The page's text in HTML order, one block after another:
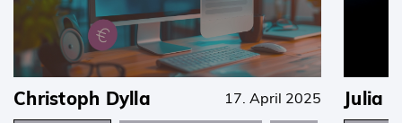
Christoph Dylla 17. April 2025 Julia